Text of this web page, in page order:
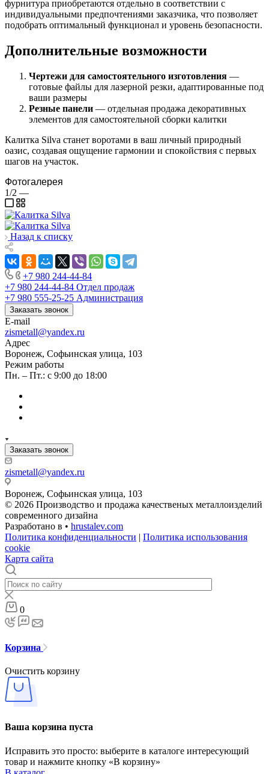
фурнитура приобретаются отдельно в соответствии с
индивидуальными предпочтениями заказчика, что позволяет
подобрать оптимальный функционал и уровень безопасности.
Дополнительные возможности
Чертежи для самостоятельного изготовления —
готовые файлы для лазерной резки, адаптированные под
ваши размеры
Резные панели — отдельная продажа декоративных
элементов для самостоятельной сборки калитки
Калитка Silva станет воротами в ваш личный природный
оазис, создавая ощущение гармонии и спокойствия с первых
шагов на участок.
Фотогалерея
1/2 —
Назад к списку
+7 980 244-44-84
+7 980 244-44-84 Отдел продаж
+7 980 555-25-25 Администрация
Заказать звонок
E-mail
zismetall@yandex.ru
Адрес
Воронеж, Софьинская улица, 103
Режим работы
Пн. – Пт.: с 9:00 до 18:00
Заказать звонок
zismetall@yandex.ru
Воронеж, Софьинская улица, 103
© 2026 Производство и продажа качественых металлоизделий
современного дизайна
Разработано в • hrustalev.com
Политика конфиденциальности | Политика использования
cookie
Карта сайта
0
Корзина
Очистить корзину
Ваша корзина пуста
Исправить это просто: выберите в каталоге интересующий
товар и нажмите кнопку «В корзину»